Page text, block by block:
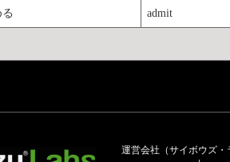
admit
運営会社（サイボウズ・